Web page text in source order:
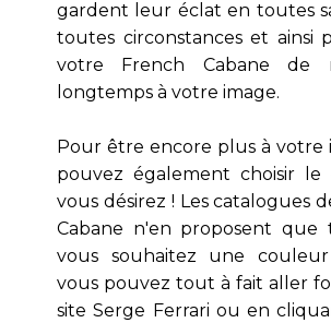
gardent leur éclat en toutes
toutes circonstances et ainsi
votre French Cabane de
longtemps à votre image.
Pour être encore plus à votre
pouvez également choisir le
vous désirez ! Les catalogues
Cabane n'en proposent que
vous souhaitez une
vous pouvez tout à fait aller
site Serge Ferrari ou en